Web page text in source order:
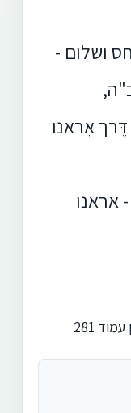
ושלום -
אְראנו
אראנו
281